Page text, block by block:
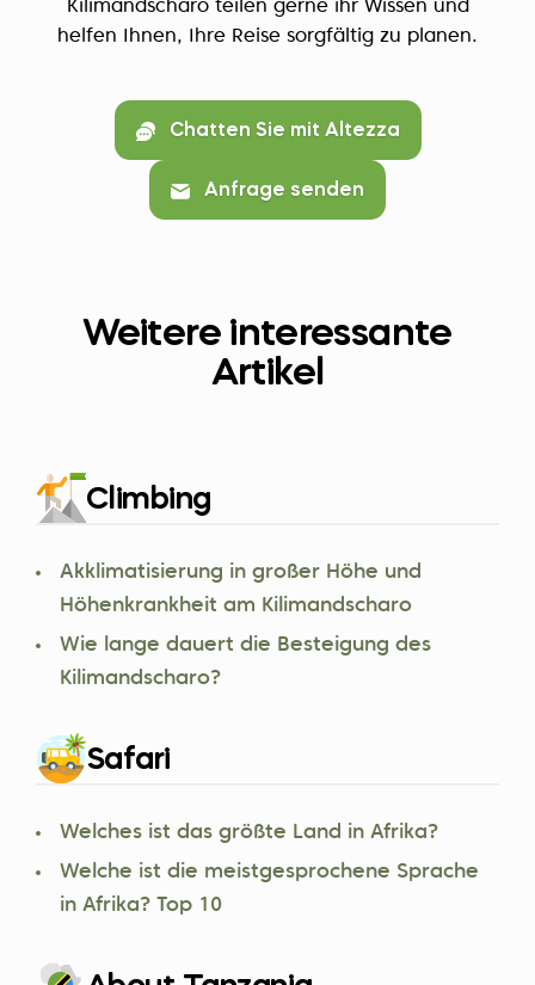
Kilimandscharo teilen gerne ihr Wissen und
helfen Ihnen, Ihre Reise sorgfältig zu planen.
Chatten Sie mit Altezza
Anfrage senden
Weitere interessante
Artikel
Climbing
Akklimatisierung in großer Höhe und
Höhenkrankheit am Kilimandscharo
Wie lange dauert die Besteigung des
Kilimandscharo?
Safari
Welches ist das größte Land in Afrika?
Welche ist die meistgesprochene Sprache
in Afrika? Top 10